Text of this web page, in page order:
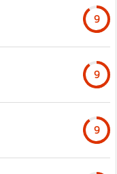
9
9
9